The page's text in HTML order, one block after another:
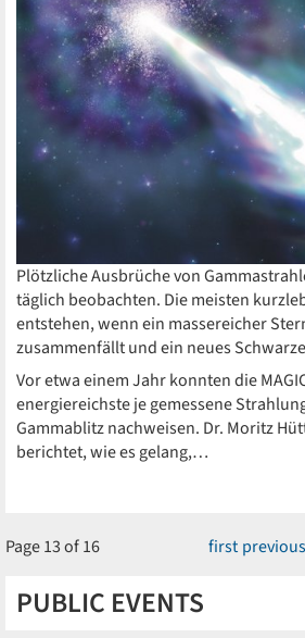
PUBLIC EVENTS
Plötzliche Ausbrüche von
täglich beobachten. Die meisten
entstehen, wenn ein massereicher
zusammenfällt und ein neues
Vor etwa einem Jahr konnten die
energiereichste je gemessene
Gammablitz nachweisen. Dr. Moritz
berichtet, wie es gelang,…
Page 13 of 16 first previous